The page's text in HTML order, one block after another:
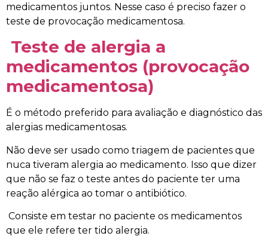
medicamentos juntos. Nesse caso é preciso fazer o
teste de provocação medicamentosa.
Teste de alergia a
medicamentos (provocação
medicamentosa)
É o método preferido para avaliação e diagnóstico das
alergias medicamentosas.
Não deve ser usado como triagem de pacientes que
nuca tiveram alergia ao medicamento. Isso que dizer
que não se faz o teste antes do paciente ter uma
reação alérgica ao tomar o antibiótico.
Consiste em testar no paciente os medicamentos
que ele refere ter tido alergia.